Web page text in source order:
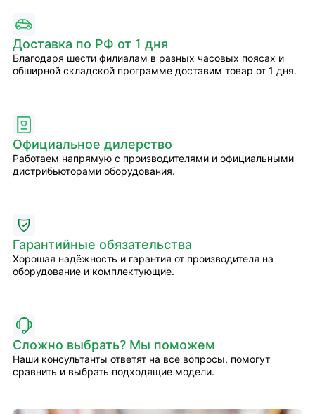
Доставка по РФ от 1 дня
Благодаря шести филиалам в разных часовых поясах и
обширной складской программе доставим товар от 1 дня.
Официальное дилерство
Работаем напрямую с производителями и официальными
дистрибьюторами оборудования.
Гарантийные обязательства
Хорошая надёжность и гарантия от производителя на
оборудование и комплектующие.
Сложно выбрать? Мы поможем
Наши консультанты ответят на все вопросы, помогут
сравнить и выбрать подходящие модели.